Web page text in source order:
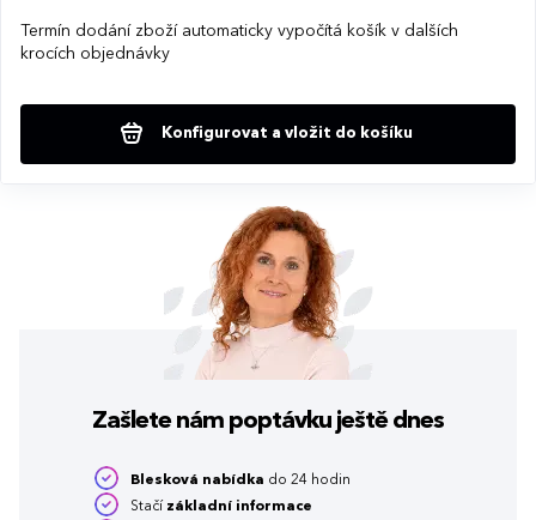
Termín dodání zboží automaticky vypočítá košík v dalších
krocích objednávky
Konfigurovat a vložit do košíku
Zašlete nám poptávku ještě dnes
Blesková nabídka do 24 hodin
Stačí základní informace